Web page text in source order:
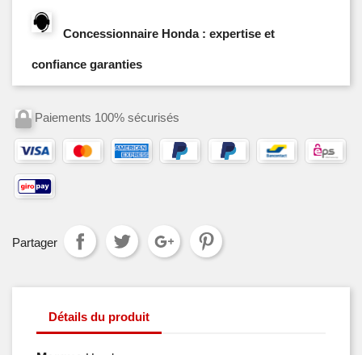
Concessionnaire Honda : expertise et
confiance garanties
Paiements 100% sécurisés
Partager
Détails du produit